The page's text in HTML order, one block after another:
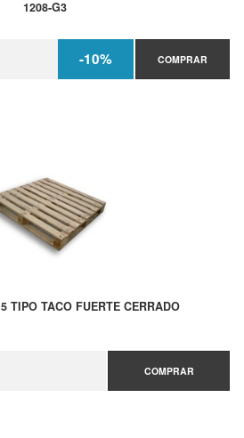
1208-G3
-10% COMPRAR
TIPO TACO FUERTE CERRADO
COMPRAR